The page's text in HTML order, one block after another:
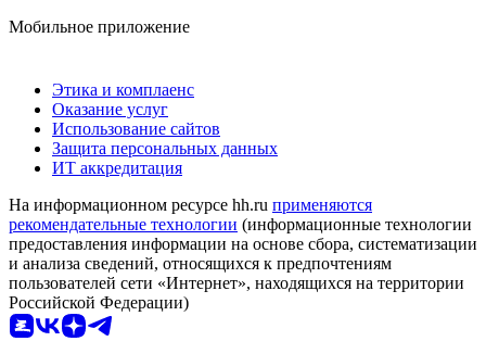
Мобильное приложение
Этика и комплаенс
Оказание услуг
Использование сайтов
Защита персональных данных
ИТ аккредитация
На информационном ресурсе hh.ru применяются
рекомендательные технологии (информационные технологии
предоставления информации на основе сбора, систематизации
и анализа сведений, относящихся к предпочтениям
пользователей сети «Интернет», находящихся на территории
Российской Федерации)